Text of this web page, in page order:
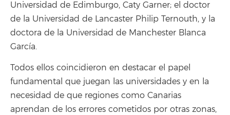
Universidad de Edimburgo, Caty Garner; el doctor
de la Universidad de Lancaster Philip Ternouth, y la
doctora de la Universidad de Manchester Blanca
García.
Todos ellos coincidieron en destacar el papel
fundamental que juegan las universidades y en la
necesidad de que regiones como Canarias
aprendan de los errores cometidos por otras zonas,